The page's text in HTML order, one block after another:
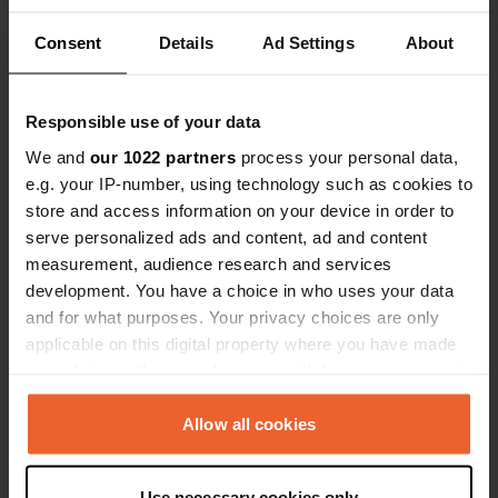
Consent Details Ad Settings About
Responsible use of your data
We and our 1022 partners process your personal data,
e.g. your IP-number, using technology such as cookies to
store and access information on your device in order to
serve personalized ads and content, ad and content
measurement, audience research and services
development. You have a choice in who uses your data
and for what purposes. Your privacy choices are only
applicable on this digital property where you have made
any time from the Cookie Declaration or by clicking on
the Privacy trigger icon.Allow all cookies
Es-tu déjà venu ici ?
Contact
29004, Malaga, Espagne
Coordonnées
36° 42' 3" N 4° 29' 14" W